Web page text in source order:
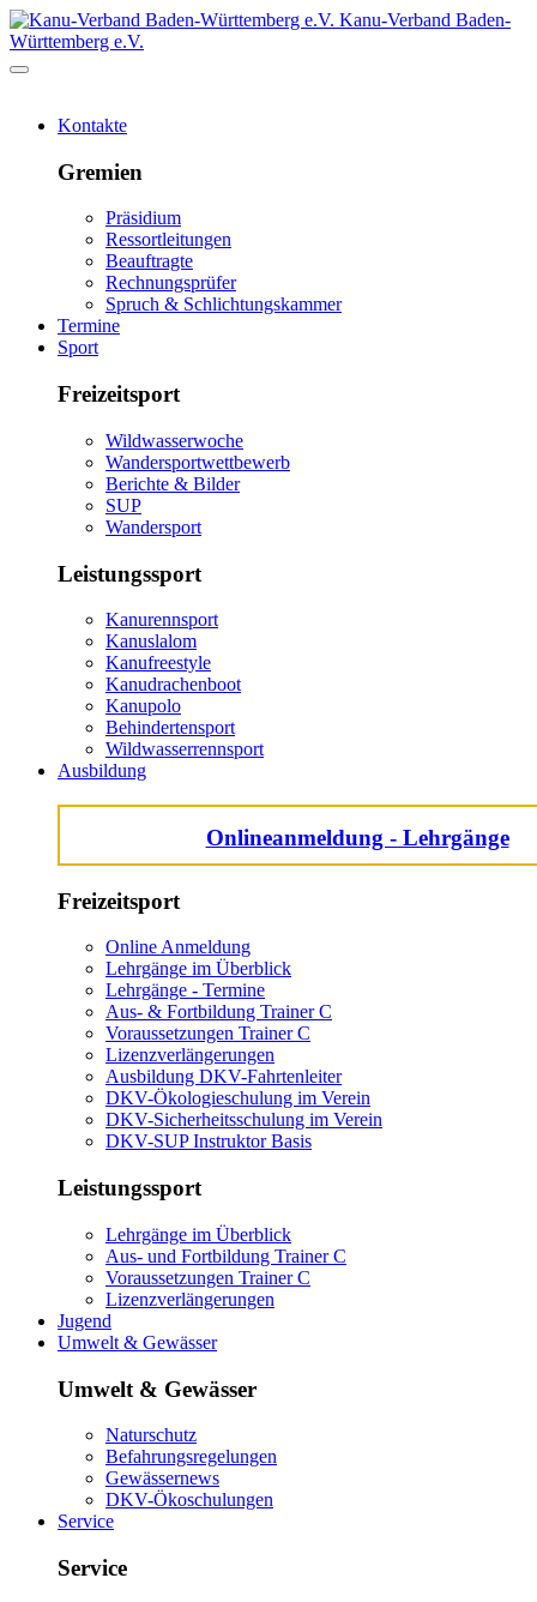
Kanu-Verband Baden-
Württemberg e.V.
Kontakte
Gremien
Präsidium
Ressortleitungen
Beauftragte
Rechnungsprüfer
Spruch & Schlichtungskammer
Termine
Sport
Freizeitsport
Wildwasserwoche
Wandersportwettbewerb
Berichte & Bilder
SUP
Wandersport
Leistungssport
Kanurennsport
Kanuslalom
Kanufreestyle
Kanudrachenboot
Kanupolo
Behindertensport
Wildwasserrennsport
Ausbildung
Onlineanmeldung - Lehrgänge
Freizeitsport
Online Anmeldung
Lehrgänge im Überblick
Lehrgänge - Termine
Aus- & Fortbildung Trainer C
Voraussetzungen Trainer C
Lizenzverlängerungen
Ausbildung DKV-Fahrtenleiter
DKV-Ökologieschulung im Verein
DKV-Sicherheitsschulung im Verein
DKV-SUP Instruktor Basis
Leistungssport
Lehrgänge im Überblick
Aus- und Fortbildung Trainer C
Voraussetzungen Trainer C
Lizenzverlängerungen
Jugend
Umwelt & Gewässer
Umwelt & Gewässer
Naturschutz
Befahrungsregelungen
Gewässernews
DKV-Ökoschulungen
Service
Service